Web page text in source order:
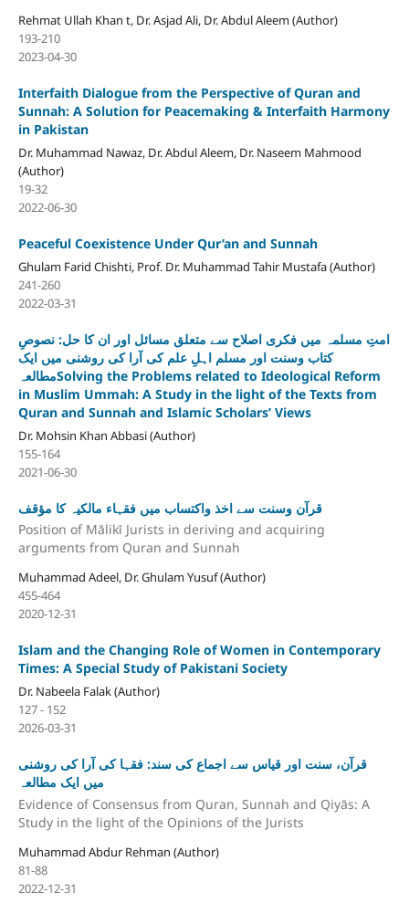
Rehmat Ullah Khan t, Dr. Asjad Ali, Dr. Abdul Aleem (Author)
193-210
2023-04-30
Interfaith Dialogue from the Perspective of Quran and
Sunnah: A Solution for Peacemaking & Interfaith Harmony
in Pakistan
Dr. Muhammad Nawaz, Dr. Abdul Aleem, Dr. Naseem Mahmood
(Author)
19-32
2022-06-30
Peaceful Coexistence Under Qur’an and Sunnah
Ghulam Farid Chishti, Prof. Dr. Muhammad Tahir Mustafa (Author)
241-260
2022-03-31
امتِ مسلمہ میں فکری اصلاح سے متعلق مسائل اور ان کا حل: نصوصِ
کتاب وسنت اور مسلم اہلِ علم کی آرا کی روشنی میں ایک
مطالعہSolving the Problems related to Ideological Reform
in Muslim Ummah: A Study in the light of the Texts from
Quran and Sunnah and Islamic Scholars’ Views
Dr. Mohsin Khan Abbasi (Author)
155-164
2021-06-30
قرآن وسنت سے اخذ واکتساب میں فقہاء مالکیہ کا مؤقف
Position of Mālikī Jurists in deriving and acquiring
arguments from Quran and Sunnah
Muhammad Adeel, Dr. Ghulam Yusuf (Author)
455-464
2020-12-31
Islam and the Changing Role of Women in Contemporary
Times: A Special Study of Pakistani Society
Dr. Nabeela Falak (Author)
127 - 152
2026-03-31
قرآن، سنت اور قیاس سے اجماع کی سند: فقہا کی آرا کی روشنی
میں ایک مطالعہ
Evidence of Consensus from Quran, Sunnah and Qiyās: A
Study in the light of the Opinions of the Jurists
Muhammad Abdur Rehman (Author)
81-88
2022-12-31